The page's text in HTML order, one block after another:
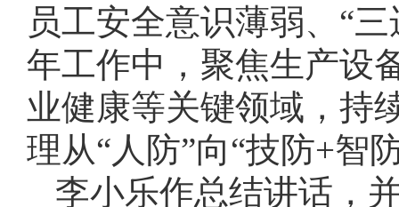
员工安全意识薄弱、“
年工作中，聚焦生产设
业健康等关键领域，持
理从“人防”向“技防+智
李小乐作总结讲话，